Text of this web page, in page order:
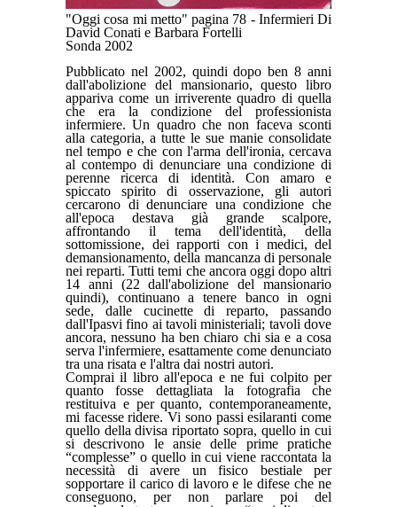
"Oggi cosa mi metto" pagina 78 - Infermieri Di
David Conati e Barbara Fortelli
Sonda 2002
Pubblicato nel 2002, quindi dopo ben 8 anni
dall'abolizione del mansionario, questo libro
appariva come un irriverente quadro di quella
che era la condizione del professionista
infermiere. Un quadro che non faceva sconti
alla categoria, a tutte le sue manie consolidate
nel tempo e che con l'arma dell'ironia, cercava
al contempo di denunciare una condizione di
perenne ricerca di identità. Con amaro e
spiccato spirito di osservazione, gli autori
cercarono di denunciare una condizione che
all'epoca destava già grande scalpore,
affrontando il tema dell'identità, della
sottomissione, dei rapporti con i medici, del
demansionamento, della mancanza di personale
nei reparti. Tutti temi che ancora oggi dopo altri
14 anni (22 dall'abolizione del mansionario
quindi), continuano a tenere banco in ogni
sede, dalle cucinette di reparto, passando
dall'Ipasvi fino ai tavoli ministeriali; tavoli dove
ancora, nessuno ha ben chiaro chi sia e a cosa
serva l'infermiere, esattamente come denunciato
tra una risata e l'altra dai nostri autori.
Comprai il libro all'epoca e ne fui colpito per
quanto fosse dettagliata la fotografia che
restituiva e per quanto, contemporaneamente,
mi facesse ridere. Vi sono passi esilaranti come
quello della divisa riportato sopra, quello in cui
si descrivono le ansie delle prime pratiche
“complesse” o quello in cui viene raccontata la
necessità di avere un fisico bestiale per
sopportare il carico di lavoro e le difese che ne
conseguono, per non parlare poi del